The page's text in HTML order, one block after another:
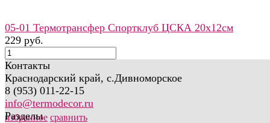
избранное сравнить
05-01 Термотрансфер Спортклуб ЦСКА 20х12см
229 руб.
Контакты
Краснодарский край, с.Дивноморское
8 (953) 011-22-15
info@termodecor.ru
Разделы